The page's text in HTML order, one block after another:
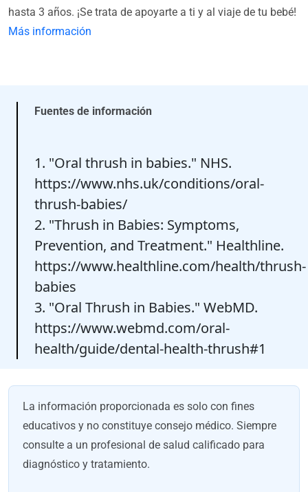
hasta 3 años. ¡Se trata de apoyarte a ti y al viaje de tu bebé!
Más información
Fuentes de información
1. "Oral thrush in babies." NHS.
https://www.nhs.uk/conditions/oral-
thrush-babies/
2. "Thrush in Babies: Symptoms,
Prevention, and Treatment." Healthline.
https://www.healthline.com/health/thrush-
babies
3. "Oral Thrush in Babies." WebMD.
https://www.webmd.com/oral-
health/guide/dental-health-thrush#1
La información proporcionada es solo con fines
educativos y no constituye consejo médico. Siempre
consulte a un profesional de salud calificado para
diagnóstico y tratamiento.